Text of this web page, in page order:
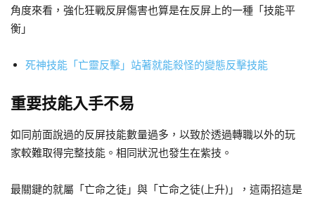
角度來看，強化狂戰反屏傷害也算是在反屏上的一種「技能平
衡」
死神技能「亡靈反擊」站著就能殺怪的變態反擊技能
重要技能入手不易
如同前面說過的反屏技能數量過多，以致於透過轉職以外的玩
家較難取得完整技能。相同狀況也發生在紫技。
最關鍵的就屬「亡命之徒」與「亡命之徒(上升)」，這兩招這是